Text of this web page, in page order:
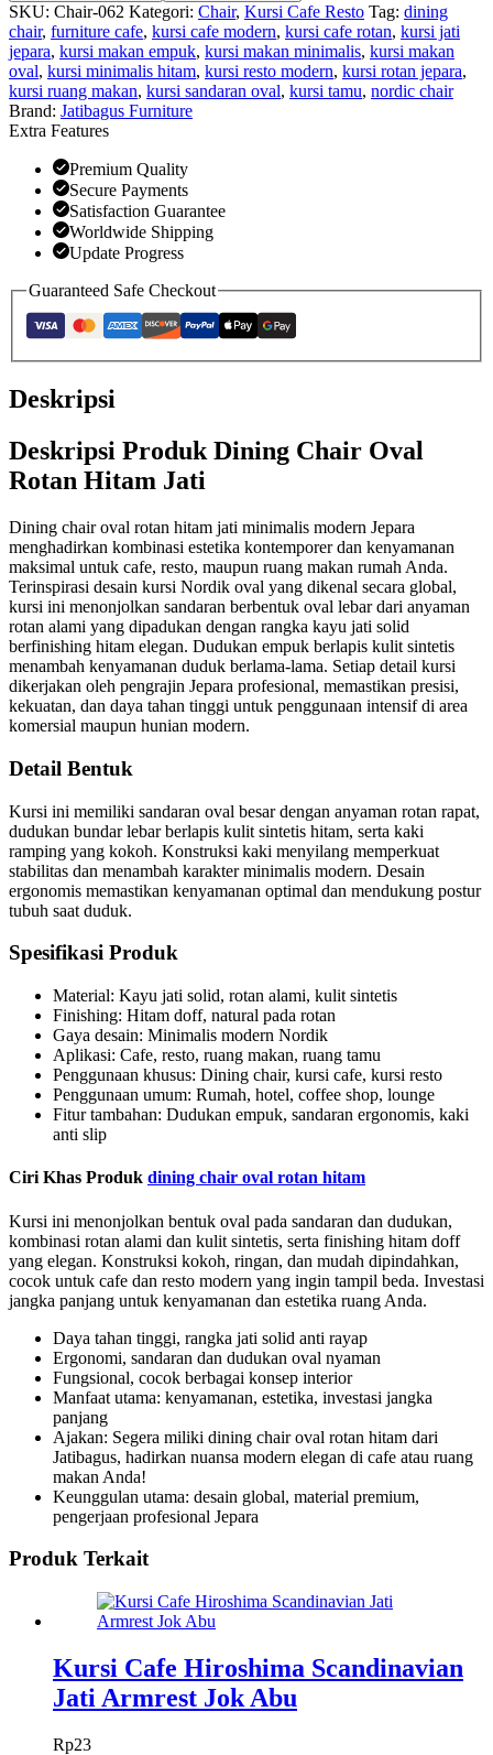
SKU: Chair-062 Kategori: Chair, Kursi Cafe Resto Tag: dining
chair, furniture cafe, kursi cafe modern, kursi cafe rotan, kursi jati
jepara, kursi makan empuk, kursi makan minimalis, kursi makan
oval, kursi minimalis hitam, kursi resto modern, kursi rotan jepara,
kursi ruang makan, kursi sandaran oval, kursi tamu, nordic chair
Brand: Jatibagus Furniture
Extra Features
Premium Quality
Secure Payments
Satisfaction Guarantee
Worldwide Shipping
Update Progress
Guaranteed Safe Checkout
Deskripsi
Deskripsi Produk Dining Chair Oval
Rotan Hitam Jati
Dining chair oval rotan hitam jati minimalis modern Jepara
menghadirkan kombinasi estetika kontemporer dan kenyamanan
maksimal untuk cafe, resto, maupun ruang makan rumah Anda.
Terinspirasi desain kursi Nordik oval yang dikenal secara global,
kursi ini menonjolkan sandaran berbentuk oval lebar dari anyaman
rotan alami yang dipadukan dengan rangka kayu jati solid
berfinishing hitam elegan. Dudukan empuk berlapis kulit sintetis
menambah kenyamanan duduk berlama-lama. Setiap detail kursi
dikerjakan oleh pengrajin Jepara profesional, memastikan presisi,
kekuatan, dan daya tahan tinggi untuk penggunaan intensif di area
komersial maupun hunian modern.
Detail Bentuk
Kursi ini memiliki sandaran oval besar dengan anyaman rotan rapat,
dudukan bundar lebar berlapis kulit sintetis hitam, serta kaki
ramping yang kokoh. Konstruksi kaki menyilang memperkuat
stabilitas dan menambah karakter minimalis modern. Desain
ergonomis memastikan kenyamanan optimal dan mendukung postur
tubuh saat duduk.
Spesifikasi Produk
Material: Kayu jati solid, rotan alami, kulit sintetis
Finishing: Hitam doff, natural pada rotan
Gaya desain: Minimalis modern Nordik
Aplikasi: Cafe, resto, ruang makan, ruang tamu
Penggunaan khusus: Dining chair, kursi cafe, kursi resto
Penggunaan umum: Rumah, hotel, coffee shop, lounge
Fitur tambahan: Dudukan empuk, sandaran ergonomis, kaki
anti slip
Ciri Khas Produk dining chair oval rotan hitam
Kursi ini menonjolkan bentuk oval pada sandaran dan dudukan,
kombinasi rotan alami dan kulit sintetis, serta finishing hitam doff
yang elegan. Konstruksi kokoh, ringan, dan mudah dipindahkan,
cocok untuk cafe dan resto modern yang ingin tampil beda. Investasi
jangka panjang untuk kenyamanan dan estetika ruang Anda.
Daya tahan tinggi, rangka jati solid anti rayap
Ergonomi, sandaran dan dudukan oval nyaman
Fungsional, cocok berbagai konsep interior
Manfaat utama: kenyamanan, estetika, investasi jangka
panjang
Ajakan: Segera miliki dining chair oval rotan hitam dari
Jatibagus, hadirkan nuansa modern elegan di cafe atau ruang
makan Anda!
Keunggulan utama: desain global, material premium,
pengerjaan profesional Jepara
Produk Terkait
Kursi Cafe Hiroshima Scandinavian
Jati Armrest Jok Abu
Rp23